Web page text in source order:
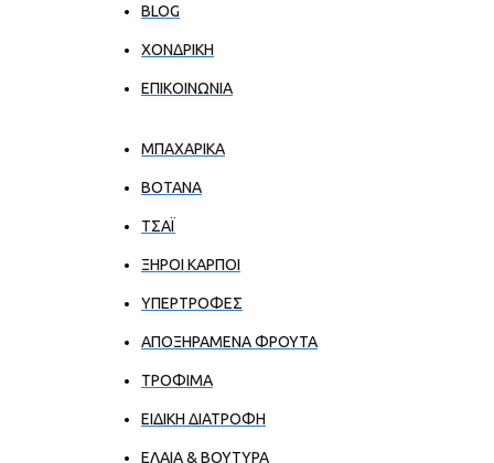
BLOG
ΧΟΝΔΡΙΚΉ
ΕΠΙΚΟΙΝΩΝΊΑ
ΜΠΑΧΑΡΙΚΑ
ΒΟΤΑΝΑ
ΤΣΑΪ
ΞΗΡΟΙ ΚΑΡΠΟΙ
ΥΠΕΡΤΡΟΦΕΣ
ΑΠΟΞΗΡΑΜΕΝΑ ΦΡΟΥΤΑ
ΤΡΟΦΙΜΑ
ΕΙΔΙΚΗ ΔΙΑΤΡΟΦΗ
ΕΛΑΙΑ & ΒΟΥΤΥΡΑ